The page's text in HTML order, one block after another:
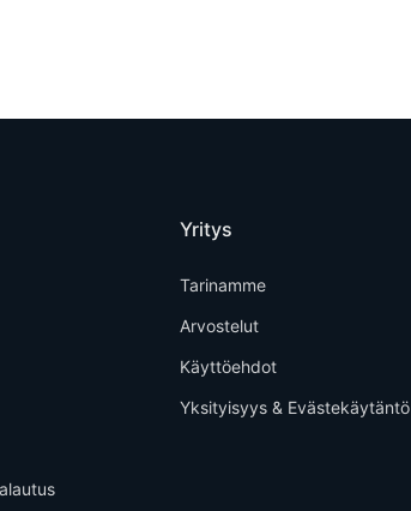
Yritys
Tarinamme
Arvostelut
Käyttöehdot
Yksityisyys & Evästekäytäntö